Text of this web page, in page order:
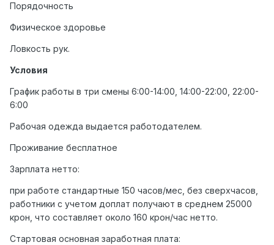
Порядочность
Физическое здоровье
Ловкость рук.
Условия
График работы в три смены 6:00-14:00, 14:00-22:00, 22:00-
6:00
Рабочая одежда выдается работодателем.
Проживание бесплатное
Зарплата нетто:
при работе стандартные 150 часов/мес, без сверхчасов,
работники с учетом доплат получают в среднем 25000
крон, что составляет около 160 крон/час нетто.
Стартовая основная заработная плата: